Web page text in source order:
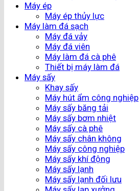
Máy ép
Máy ép thủy lực
Máy làm đá sạch
Máy đá vảy
Máy đá viên
Máy làm đá cà phê
Thiết bị máy làm đá
Máy sấy
Khay sấy
Máy hút ẩm công nghiệp
Máy sấy băng tải
Máy sấy bơm nhiệt
Máy sấy cà phê
Máy sấy chân không
Máy sấy công nghiệp
Máy sấy khí động
Máy sấy lạnh
Máy sấy lạnh đối lưu